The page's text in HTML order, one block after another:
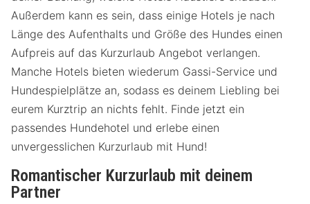
Außerdem kann es sein, dass einige Hotels je nach
Länge des Aufenthalts und Größe des Hundes einen
Aufpreis auf das Kurzurlaub Angebot verlangen.
Manche Hotels bieten wiederum Gassi-Service und
Hundespielplätze an, sodass es deinem Liebling bei
eurem Kurztrip an nichts fehlt. Finde jetzt ein
passendes Hundehotel und erlebe einen
unvergesslichen Kurzurlaub mit Hund!
Romantischer Kurzurlaub mit deinem
Partner